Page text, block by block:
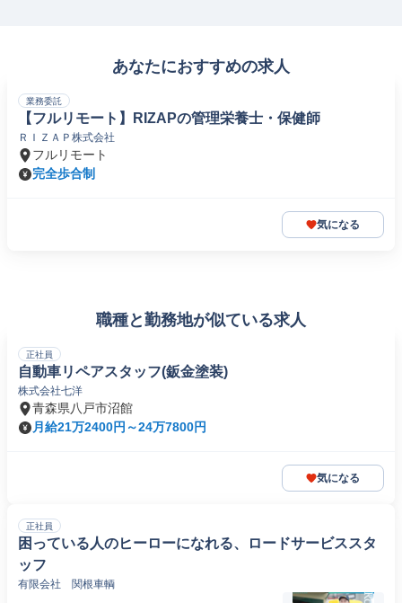
あなたにおすすめの求人
業務委託
【フルリモート】RIZAPの管理栄養士・保健師
ＲＩＺＡＰ株式会社
フルリモート
完全歩合制
気になる
職種と勤務地が似ている求人
正社員
自動車リペアスタッフ(鈑金塗装)
株式会社七洋
青森県八戸市沼館
月給21万2400円～24万7800円
気になる
正社員
困っている人のヒーローになれる、ロードサービススタ
ッフ
有限会社 関根車輌